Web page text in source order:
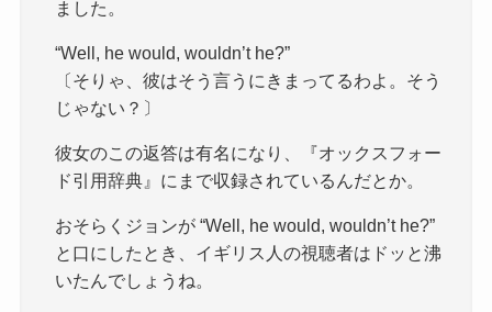
ました。
“Well, he would, wouldn’t he?”
〔そりゃ、彼はそう言うにきまってるわよ。そう
じゃない？〕
彼女のこの返答は有名になり、『オックスフォー
ド引用辞典』にまで収録されているんだとか。
おそらくジョンが “Well, he would, wouldn’t he?”
と口にしたとき、イギリス人の視聴者はドッと沸
いたんでしょうね。